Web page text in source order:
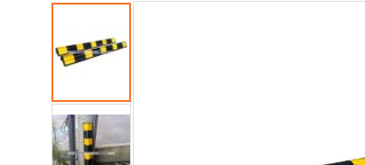
the
end
the
images
gallery